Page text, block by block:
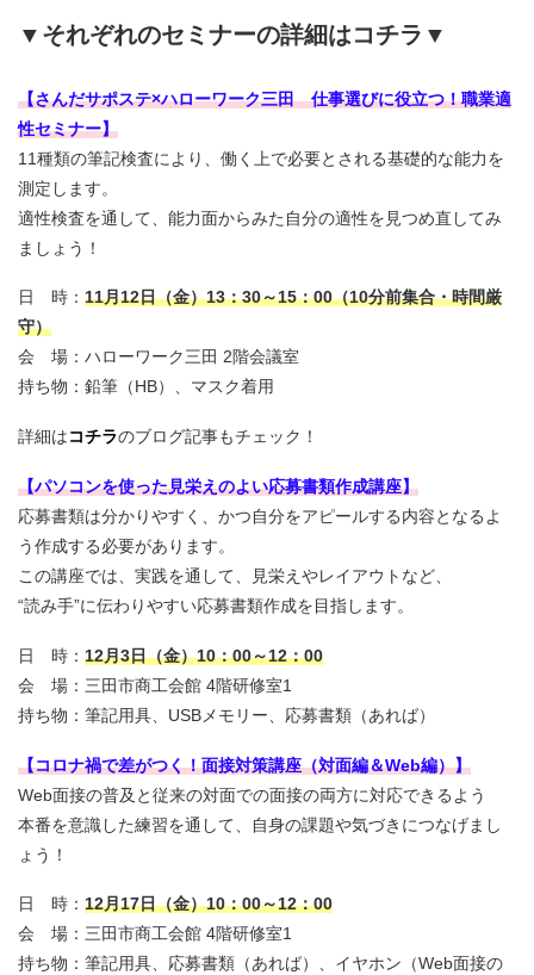
▼それぞれのセミナーの詳細はコチラ▼
【さんだサポステ×ハローワーク三田 仕事選びに役立つ！職業適
性セミナー】
11種類の筆記検査により、働く上で必要とされる基礎的な能力を
測定します。
適性検査を通して、能力面からみた自分の適性を見つめ直してみ
ましょう！
日 時： 11月12日（金）13：30～15：00（10分前集合・時間厳
守）
会 場：ハローワーク三田 2階会議室
持ち物：鉛筆（HB）、マスク着用
詳細はコチラのブログ記事もチェック！
【パソコンを使った見栄えのよい応募書類作成講座】
応募書類は分かりやすく、かつ自分をアピールする内容となるよ
う作成する必要があります。
この講座では、実践を通して、見栄えやレイアウトなど、
“読み手”に伝わりやすい応募書類作成を目指します。
日 時： 12月3日（金）10：00～12：00
会 場：三田市商工会館 4階研修室1
持ち物：筆記用具、USBメモリー、応募書類（あれば）
【コロナ禍で差がつく！面接対策講座（対面編＆Web編）】
Web面接の普及と従来の対面での面接の両方に対応できるよう
本番を意識した練習を通して、自身の課題や気づきにつなげまし
ょう！
日 時： 12月17日（金）10：00～12：00
会 場：三田市商工会館 4階研修室1
持ち物：筆記用具、応募書類（あれば）、イヤホン（Web面接の